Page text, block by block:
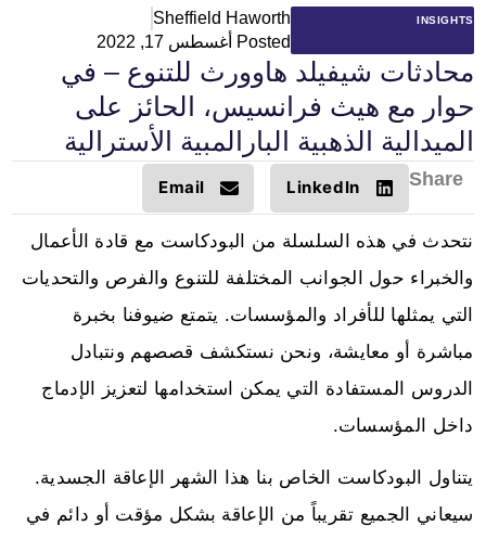
Sheffield Haworth
Posted
أغسطس 17, 2022
INSIGHTS
محادثات شيفيلد هاوورث للتنوع – في
حوار مع هيث فرانسيس، الحائز على
الميدالية الذهبية البارالمبية الأسترالية
Share
LinkedIn
Email
نتحدث في هذه السلسلة من البودكاست مع قادة الأعمال
والخبراء حول الجوانب المختلفة للتنوع والفرص والتحديات
التي يمثلها للأفراد والمؤسسات. يتمتع ضيوفنا بخبرة
مباشرة أو معايشة، ونحن نستكشف قصصهم ونتبادل
الدروس المستفادة التي يمكن استخدامها لتعزيز الإدماج
داخل المؤسسات.
يتناول البودكاست الخاص بنا هذا الشهر الإعاقة الجسدية.
سيعاني الجميع تقريباً من الإعاقة بشكل مؤقت أو دائم في